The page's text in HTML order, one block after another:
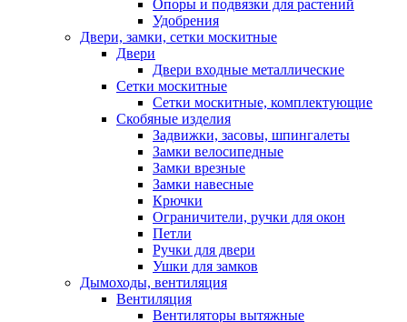
Опоры и подвязки для растений
Удобрения
Двери, замки, сетки москитные
Двери
Двери входные металлические
Сетки москитные
Сетки москитные, комплектующие
Скобяные изделия
Задвижки, засовы, шпингалеты
Замки велосипедные
Замки врезные
Замки навесные
Крючки
Ограничители, ручки для окон
Петли
Ручки для двери
Ушки для замков
Дымоходы, вентиляция
Вентиляция
Вентиляторы вытяжные